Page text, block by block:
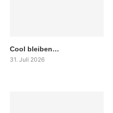
Cool bleiben…
31. Juli 2026